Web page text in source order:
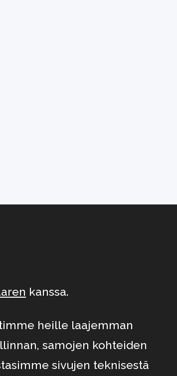
kanssa.
heille laajemman
samojen kohteiden
sivujen teknisestä